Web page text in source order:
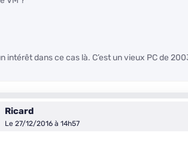
intérêt dans ce cas là. C’est un vieux PC de
Ricard
Le 27/12/2016 à 14h57